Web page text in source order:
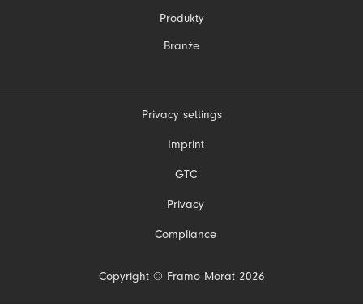
Produkty
Branże
Copyright © Framo Morat 2026
Privacy settings
PomińImprint
GTC
Privacy
Compliance